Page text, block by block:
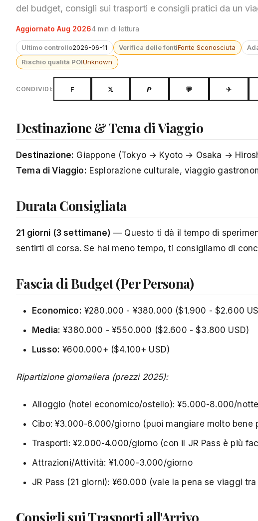
del budget, consigli sui trasporti e consigli pratici da un
Aggiornato Aug 20264 min di lettura
Ultimo controllo2026-06-11 Verifica delle fontiFonte Sconosciuta
Rischio qualità POIUnknown
CONDIVIDI: F 𝕏 𝙋 💬 ✈
Destinazione & Tema di Viaggio
Destinazione: Giappone (Tokyo → Kyoto → Osaka →
Tema di Viaggio: Esplorazione culturale, viaggio
Durata Consigliata
21 giorni (3 settimane) — Questo ti dà il tempo di
sentirti di corsa. Se hai meno tempo, ti consigliamo di
Fascia di Budget (Per Persona)
Economico: ¥280.000 - ¥380.000 ($1.900 - $2.600
Media: ¥380.000 - ¥550.000 ($2.600 - $3.800 USD)
Lusso: ¥600.000+ ($4.100+ USD)
Ripartizione giornaliera (prezzi 2025):
Alloggio (hotel economico/ostello): ¥5.000-8.000/notte
Cibo: ¥3.000-6.000/giorno (puoi mangiare molto bene
Trasporti: ¥2.000-4.000/giorno (con il JR Pass è più
Attrazioni/Attività: ¥1.000-3.000/giorno
JR Pass (21 giorni): ¥60.000 (vale la pena se viaggi
Consigli sui Trasporti all'Arrivo